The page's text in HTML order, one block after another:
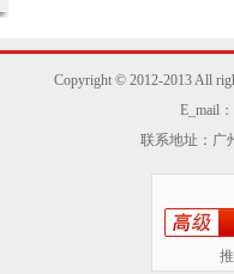
Copyright © 2012-2013 All
E_mail
联系地址：广